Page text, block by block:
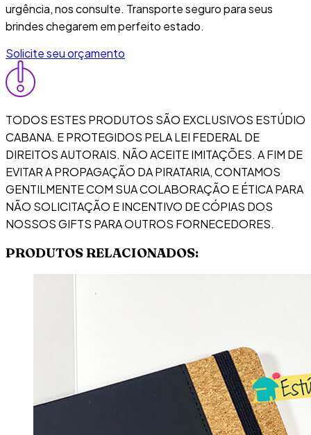
urgência, nos consulte. Transporte seguro para seus
brindes chegarem em perfeito estado.
Solicite seu orçamento
TODOS ESTES PRODUTOS SÃO EXCLUSIVOS ESTÚDIO
CABANA. E PROTEGIDOS PELA LEI FEDERAL DE
DIREITOS AUTORAIS. NÃO ACEITE IMITAÇÕES. A FIM DE
EVITAR A PROPAGAÇÃO DA PIRATARIA, CONTAMOS
GENTILMENTE COM SUA COLABORAÇÃO E ÉTICA PARA
NÃO SOLICITAÇÃO E INCENTIVO DE CÓPIAS DOS
NOSSOS GIFTS PARA OUTROS FORNECEDORES.
PRODUTOS RELACIONADOS: